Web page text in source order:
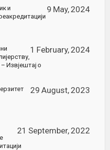
9 May, 2024
и
1 February, 2024
Извјештај о
29 August, 2023
21 September, 2022